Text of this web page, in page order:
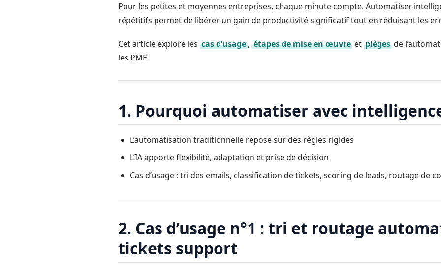
Pour les petites et moyennes entreprises, chaque minute compte. Automatiser
répétitifs permet de libérer un gain de productivité significatif tout en réduisant les
Cet article explore les cas d’usage,étapes de mise en œuvreet pièges de
les PME.
1. Pourquoi automatiser avec
L’automatisation traditionnelle repose sur des règles rigides
L’IA apporte flexibilité, adaptation et prise de décision
Cas d’usage : tri des emails, classification de tickets, scoring de leads, routage de
2. Cas d’usage n°1 : tri et routage
tickets support